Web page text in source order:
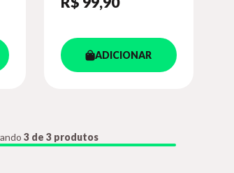
ADICIONAR
3 de 3 produtos